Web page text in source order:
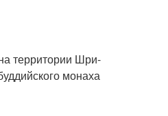
территории Шри-
монаха